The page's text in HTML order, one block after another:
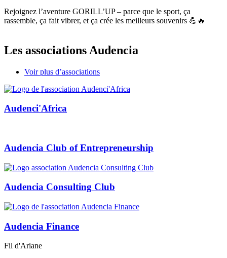
Rejoignez l’aventure GORILL’UP – parce que le sport, ça
rassemble, ça fait vibrer, et ça crée les meilleurs souvenirs 💪🔥
Les associations Audencia
Voir plus d’associations
Audenci'Africa
Audencia Club of Entrepreneurship
Audencia Consulting Club
Audencia Finance
Fil d'Ariane